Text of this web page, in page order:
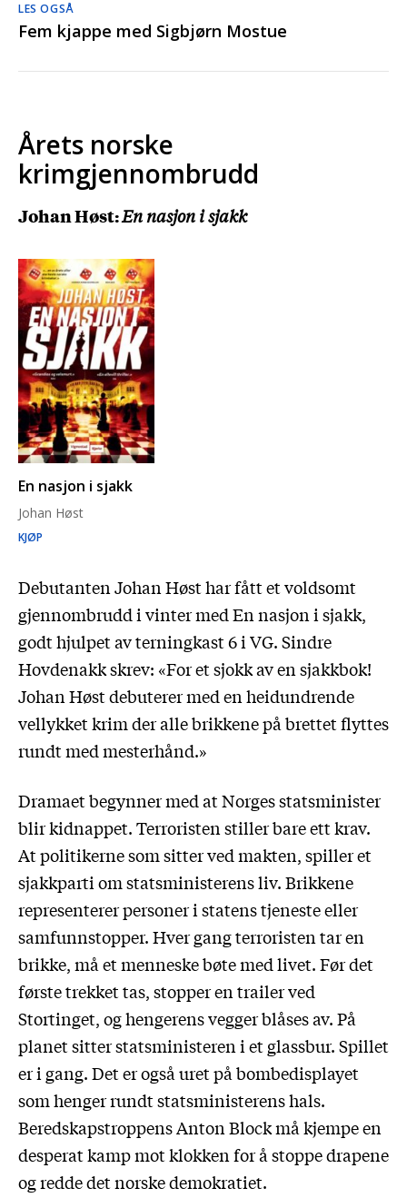
LES OGSÅ
Fem kjappe med Sigbjørn Mostue
Årets norske
krimgjennombrudd
Johan Høst:En nasjon i sjakk
En nasjon i sjakk
Johan Høst
KJØP
Debutanten Johan Høst har fått et voldsomt
gjennombrudd i vinter med En nasjon i sjakk,
godt hjulpet av terningkast 6 i VG. Sindre
Hovdenakk skrev: «For et sjokk av en sjakkbok!
Johan Høst debuterer med en heidundrende
vellykket krim der alle brikkene på brettet flyttes
rundt med mesterhånd.»
Dramaet begynner med at Norges statsminister
blir kidnappet. Terroristen stiller bare ett krav.
At politikerne som sitter ved makten, spiller et
sjakkparti om statsministerens liv. Brikkene
representerer personer i statens tjeneste eller
samfunnstopper. Hver gang terroristen tar en
brikke, må et menneske bøte med livet. Før det
første trekket tas, stopper en trailer ved
Stortinget, og hengerens vegger blåses av. På
planet sitter statsministeren i et glassbur. Spillet
er i gang. Det er også uret på bombedisplayet
som henger rundt statsministerens hals.
Beredskapstroppens Anton Block må kjempe en
desperat kamp mot klokken for å stoppe drapene
og redde det norske demokratiet.